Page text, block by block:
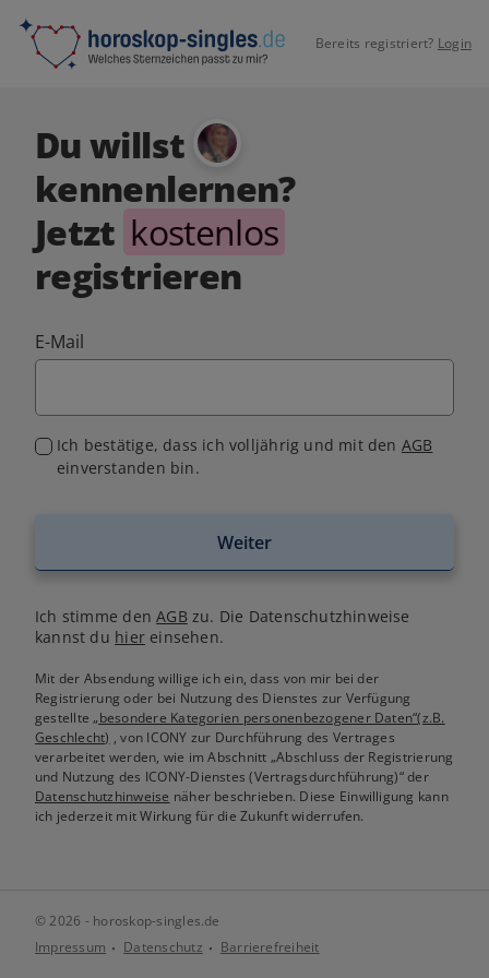
Bereits registriert? Login
Du willst
kennenlernen?
Jetzt kostenlos
registrieren
E-Mail
Ich bestätige, dass ich volljährig und mit den AGB
einverstanden bin.
Weiter
Ich stimme denAGB zu. Die Datenschutzhinweise
kannst du hiereinsehen.
Mit der Absendung willige ich ein, dass von mir bei der
Registrierung oder bei Nutzung des Dienstes zur Verfügung
gestellte„besondere Kategorien personenbezogener Daten“(z.B.
Geschlecht) , von ICONY zur Durchführung des Vertrages
verarbeitet werden, wie im Abschnitt „Abschluss der Registrierung
und Nutzung des ICONY-Dienstes (Vertragsdurchführung)“ der
Datenschutzhinweise näher beschrieben. Diese Einwilligung kann
ich jederzeit mit Wirkung für die Zukunft widerrufen.
© 2026 - horoskop-singles.de
Impressum
Datenschutz Barrierefreiheit